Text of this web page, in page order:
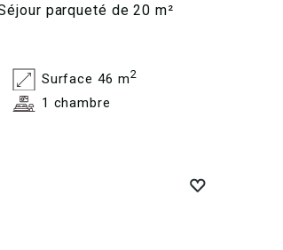
parqueté de 20 m²
Surface 46 m2
1 chambre